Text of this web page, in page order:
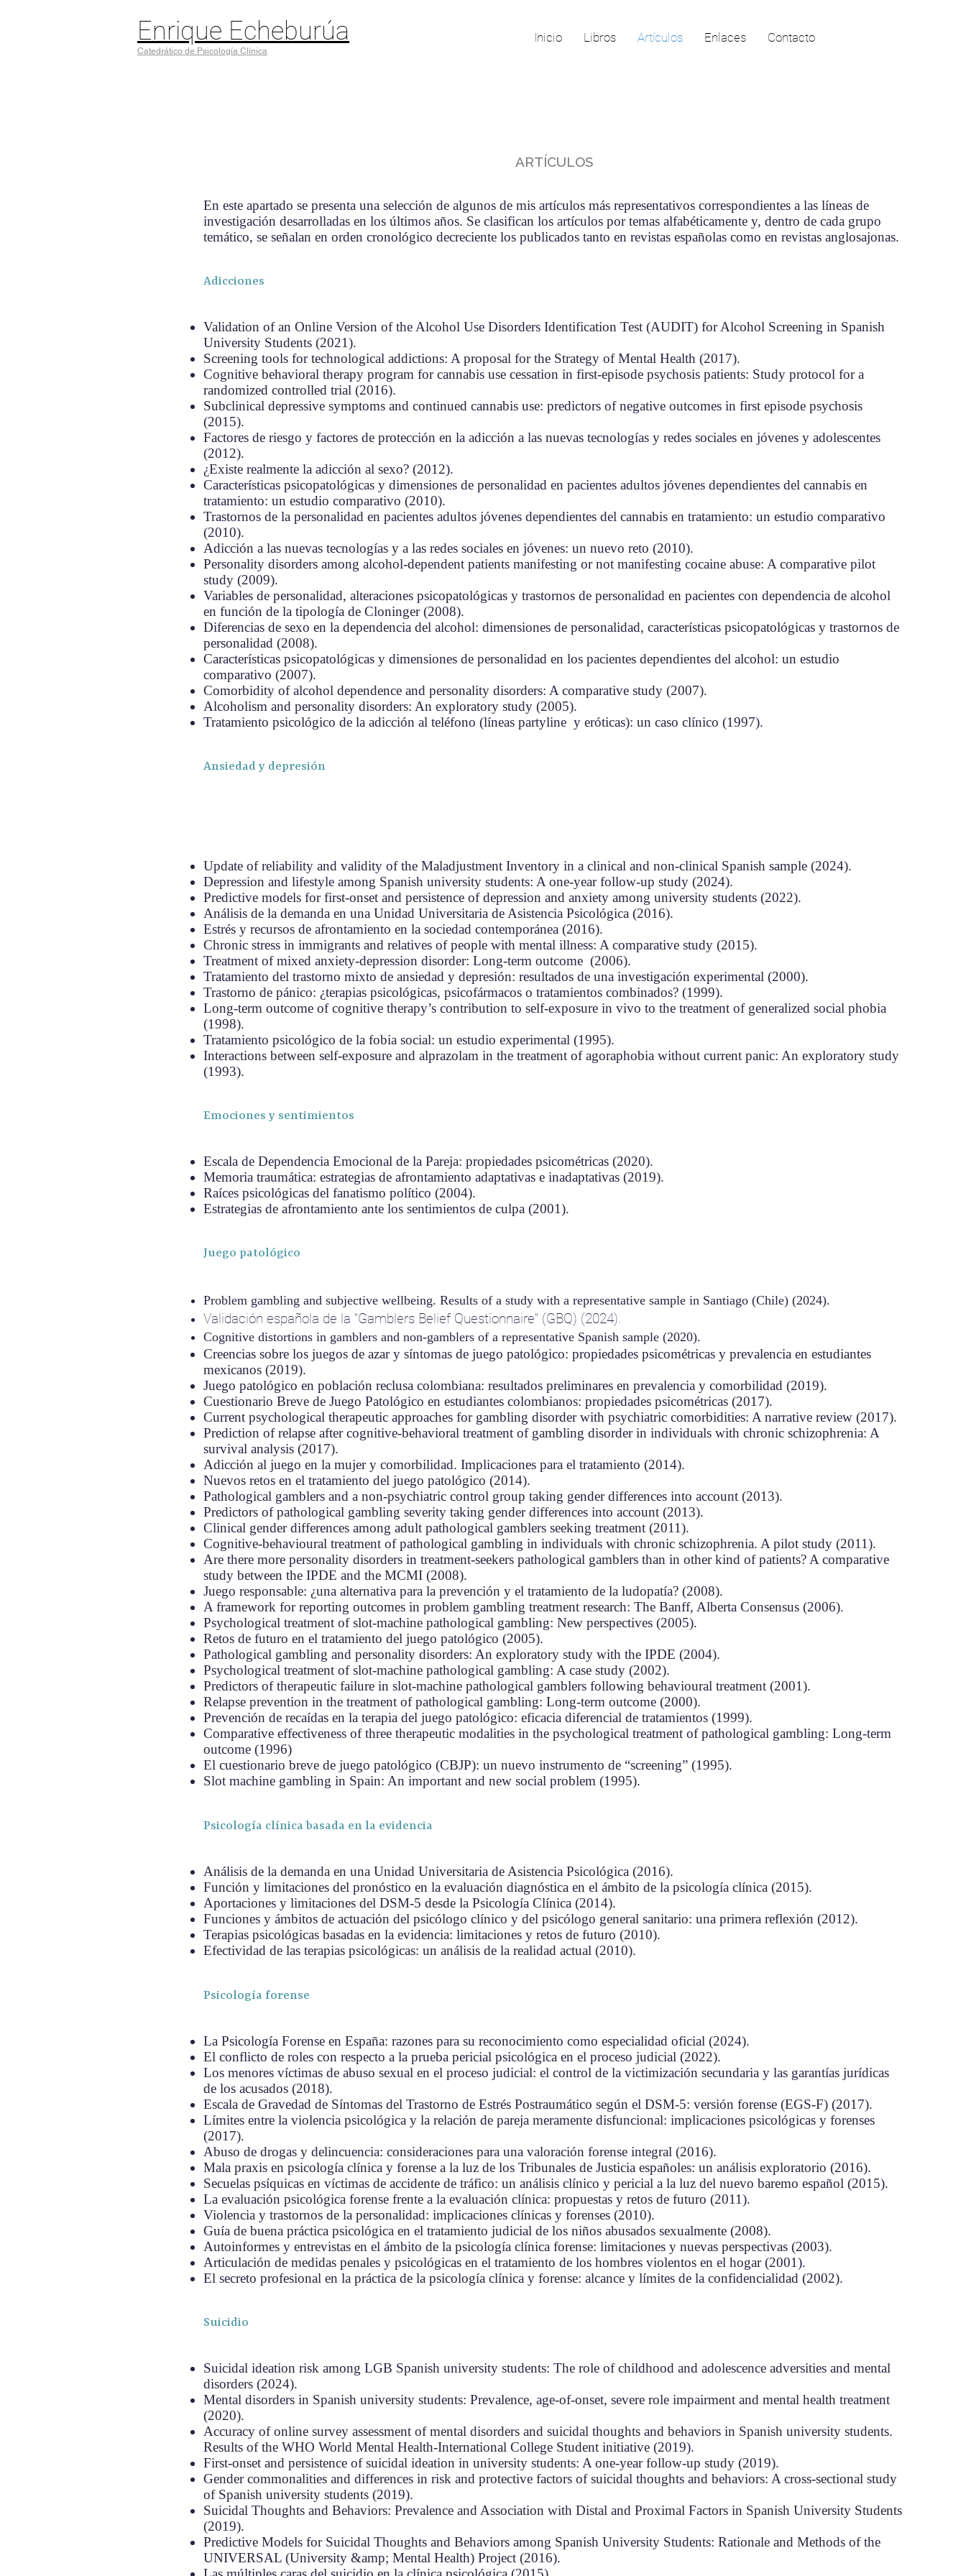
Enrique Echeburúa
Catedrático de Psicología Clínica
Inicio Libros Artículos Enlaces Contacto
ARTÍCULOS
En este apartado se presenta una selección de algunos de mis artículos más representativos correspondientes a las líneas de
investigación desarrolladas en los últimos años. Se clasifican los artículos por temas alfabéticamente y, dentro de cada grupo
temático, se señalan en orden cronológico decreciente los publicados tanto en revistas españolas como en revistas anglosajonas.
Adicciones
Validation of an Online Version of the Alcohol Use Disorders Identification Test (AUDIT) for Alcohol Screening in Spanish
University Students (2021).
Screening tools for technological addictions: A proposal for the Strategy of Mental Health (2017).
Cognitive behavioral therapy program for cannabis use cessation in first-episode psychosis patients: Study protocol for a
randomized controlled trial (2016).
Subclinical depressive symptoms and continued cannabis use: predictors of negative outcomes in first episode psychosis
(2015).
Factores de riesgo y factores de protección en la adicción a las nuevas tecnologías y redes sociales en jóvenes y adolescentes
(2012).
¿Existe realmente la adicción al sexo? (2012).
Características psicopatológicas y dimensiones de personalidad en pacientes adultos jóvenes dependientes del cannabis en
tratamiento: un estudio comparativo (2010).
Trastornos de la personalidad en pacientes adultos jóvenes dependientes del cannabis en tratamiento: un estudio comparativo
(2010).
Adicción a las nuevas tecnologías y a las redes sociales en jóvenes: un nuevo reto (2010).
Personality disorders among alcohol-dependent patients manifesting or not manifesting cocaine abuse: A comparative pilot
study (2009).
Variables de personalidad, alteraciones psicopatológicas y trastornos de personalidad en pacientes con dependencia de alcohol
en función de la tipología de Cloninger (2008).
Diferencias de sexo en la dependencia del alcohol: dimensiones de personalidad, características psicopatológicas y trastornos de
personalidad (2008).
Características psicopatológicas y dimensiones de personalidad en los pacientes dependientes del alcohol: un estudio
comparativo (2007).
Comorbidity of alcohol dependence and personality disorders: A comparative study (2007).
Alcoholism and personality disorders: An exploratory study (2005).
Tratamiento psicológico de la adicción al teléfono (líneas partyline y eróticas): un caso clínico (1997).
Ansiedad y depresión
Update of reliability and validity of the Maladjustment Inventory in a clinical and non-clinical Spanish sample (2024).
Depression and lifestyle among Spanish university students: A one-year follow-up study (2024).
Predictive models for first-onset and persistence of depression and anxiety among university students (2022).
Análisis de la demanda en una Unidad Universitaria de Asistencia Psicológica (2016).
Estrés y recursos de afrontamiento en la sociedad contemporánea (2016).
Chronic stress in immigrants and relatives of people with mental illness: A comparative study (2015).
Treatment of mixed anxiety-depression disorder: Long-term outcome (2006).
Tratamiento del trastorno mixto de ansiedad y depresión: resultados de una investigación experimental (2000).
Trastorno de pánico: ¿terapias psicológicas, psicofármacos o tratamientos combinados? (1999).
Long-term outcome of cognitive therapy’s contribution to self-exposure in vivo to the treatment of generalized social phobia
(1998).
Tratamiento psicológico de la fobia social: un estudio experimental (1995).
Interactions between self-exposure and alprazolam in the treatment of agoraphobia without current panic: An exploratory study
(1993).
Emociones y sentimientos
Escala de Dependencia Emocional de la Pareja: propiedades psicométricas (2020).
Memoria traumática: estrategias de afrontamiento adaptativas e inadaptativas (2019).
Raíces psicológicas del fanatismo político (2004).
Estrategias de afrontamiento ante los sentimientos de culpa (2001).
Juego patológico
Problem gambling and subjective wellbeing. Results of a study with a representative sample in Santiago (Chile) (2024).
Validación española de la "Gamblers Belief Questionnaire" (GBQ) (2024).
Cognitive distortions in gamblers and non-gamblers of a representative Spanish sample (2020).
Creencias sobre los juegos de azar y síntomas de juego patológico: propiedades psicométricas y prevalencia en estudiantes
mexicanos (2019).
Juego patológico en población reclusa colombiana: resultados preliminares en prevalencia y comorbilidad (2019).
Cuestionario Breve de Juego Patológico en estudiantes colombianos: propiedades psicométricas (2017).
Current psychological therapeutic approaches for gambling disorder with psychiatric comorbidities: A narrative review (2017).
Prediction of relapse after cognitive-behavioral treatment of gambling disorder in individuals with chronic schizophrenia: A
survival analysis (2017).
Adicción al juego en la mujer y comorbilidad. Implicaciones para el tratamiento (2014).
Nuevos retos en el tratamiento del juego patológico (2014).
Pathological gamblers and a non-psychiatric control group taking gender differences into account (2013).
Predictors of pathological gambling severity taking gender differences into account (2013).
Clinical gender differences among adult pathological gamblers seeking treatment (2011).
Cognitive-behavioural treatment of pathological gambling in individuals with chronic schizophrenia. A pilot study (2011).
Are there more personality disorders in treatment-seekers pathological gamblers than in other kind of patients? A comparative
study between the IPDE and the MCMI (2008).
Juego responsable: ¿una alternativa para la prevención y el tratamiento de la ludopatía? (2008).
A framework for reporting outcomes in problem gambling treatment research: The Banff, Alberta Consensus (2006).
Psychological treatment of slot-machine pathological gambling: New perspectives (2005).
Retos de futuro en el tratamiento del juego patológico (2005).
Pathological gambling and personality disorders: An exploratory study with the IPDE (2004).
Psychological treatment of slot-machine pathological gambling: A case study (2002).
Predictors of therapeutic failure in slot-machine pathological gamblers following behavioural treatment (2001).
Relapse prevention in the treatment of pathological gambling: Long-term outcome (2000).
Prevención de recaídas en la terapia del juego patológico: eficacia diferencial de tratamientos (1999).
Comparative effectiveness of three therapeutic modalities in the psychological treatment of pathological gambling: Long-term
outcome (1996)
El cuestionario breve de juego patológico (CBJP): un nuevo instrumento de “screening” (1995).
Slot machine gambling in Spain: An important and new social problem (1995).
Psicología clínica basada en la evidencia
Análisis de la demanda en una Unidad Universitaria de Asistencia Psicológica (2016).
Función y limitaciones del pronóstico en la evaluación diagnóstica en el ámbito de la psicología clínica (2015).
Aportaciones y limitaciones del DSM-5 desde la Psicología Clínica (2014).
Funciones y ámbitos de actuación del psicólogo clínico y del psicólogo general sanitario: una primera reflexión (2012).
Terapias psicológicas basadas en la evidencia: limitaciones y retos de futuro (2010).
Efectividad de las terapias psicológicas: un análisis de la realidad actual (2010).
Psicología forense
La Psicología Forense en España: razones para su reconocimiento como especialidad oficial (2024).
El conflicto de roles con respecto a la prueba pericial psicológica en el proceso judicial (2022).
Los menores víctimas de abuso sexual en el proceso judicial: el control de la victimización secundaria y las garantías jurídicas
de los acusados (2018).
Escala de Gravedad de Síntomas del Trastorno de Estrés Postraumático según el DSM-5: versión forense (EGS-F) (2017).
Límites entre la violencia psicológica y la relación de pareja meramente disfuncional: implicaciones psicológicas y forenses
(2017).
Abuso de drogas y delincuencia: consideraciones para una valoración forense integral (2016).
Mala praxis en psicología clínica y forense a la luz de los Tribunales de Justicia españoles: un análisis exploratorio (2016).
Secuelas psíquicas en víctimas de accidente de tráfico: un análisis clínico y pericial a la luz del nuevo baremo español (2015).
La evaluación psicológica forense frente a la evaluación clínica: propuestas y retos de futuro (2011).
Violencia y trastornos de la personalidad: implicaciones clínicas y forenses (2010).
Guía de buena práctica psicológica en el tratamiento judicial de los niños abusados sexualmente (2008).
Autoinformes y entrevistas en el ámbito de la psicología clínica forense: limitaciones y nuevas perspectivas (2003).
Articulación de medidas penales y psicológicas en el tratamiento de los hombres violentos en el hogar (2001).​
El secreto profesional en la práctica de la psicología clínica y forense: alcance y límites de la confidencialidad (2002).
Suicidio
Suicidal ideation risk among LGB Spanish university students: The role of childhood and adolescence adversities and mental
disorders (2024).
Mental disorders in Spanish university students: Prevalence, age-of-onset, severe role impairment and mental health treatment
(2020).
Accuracy of online survey assessment of mental disorders and suicidal thoughts and behaviors in Spanish university students.
Results of the WHO World Mental Health-International College Student initiative (2019).
First-onset and persistence of suicidal ideation in university students: A one-year follow-up study (2019).
Gender commonalities and differences in risk and protective factors of suicidal thoughts and behaviors: A cross‐sectional study
of Spanish university students (2019).
Suicidal Thoughts and Behaviors: Prevalence and Association with Distal and Proximal Factors in Spanish University Students
(2019).
Predictive Models for Suicidal Thoughts and Behaviors among Spanish University Students: Rationale and Methods of the
UNIVERSAL (University &amp; Mental Health) Project (2016).